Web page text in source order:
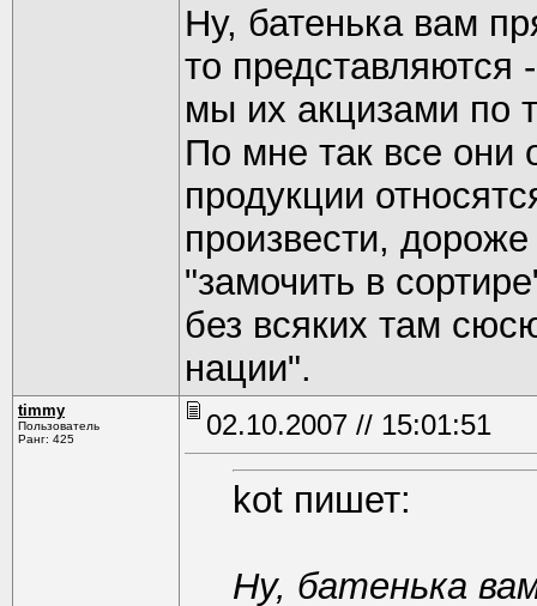
Ну, батенька вам
то представляются
мы их акцизами по
По мне так все они
продукции
произвести,
"замочить в
без всяких там
нации".
timmy
Пользователь
Ранг: 425
02.10.2007 // 15:01:51
kot пишет:
Ну, батенька